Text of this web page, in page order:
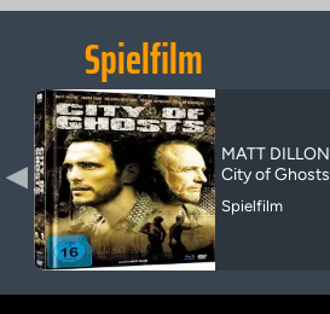
Spielfilm
▶
MATT DILLON
City of Ghosts
Spielfilm